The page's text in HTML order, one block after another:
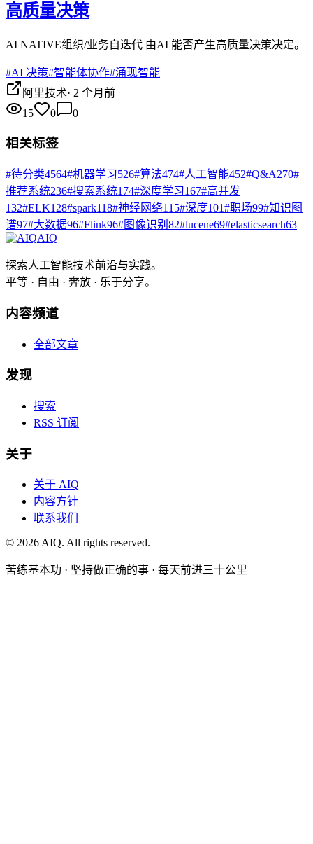
高质量决策
AI NATIVE组织/业务自迭代 由AI 能否产生高质量决策决定。
#AI 决策#智能体协作#涌现智能
阿里技术· 2 个月前
15
0 0
相关标签
#待分类4564#机器学习526#算法474#人工智能452#Q&A270#
推荐系统236#搜索系统174#深度学习167#高并发
132#ELK128#spark118#神经网络115#深度101#职场99#知识图
谱97#大数据96#Flink96#图像识别 82#lucene69#elasticsearch63
AIQ
探索人工智能技术前沿与实践。
平等 · 自由 · 奔放 · 乐于分享。
内容频道
全部文章
发现
搜索
RSS 订阅
关于
关于 AIQ
内容方针
联系我们
© 2026AIQ. All rights reserved.
苦练基本功 · 坚持做正确的事 · 每天前进三十公里